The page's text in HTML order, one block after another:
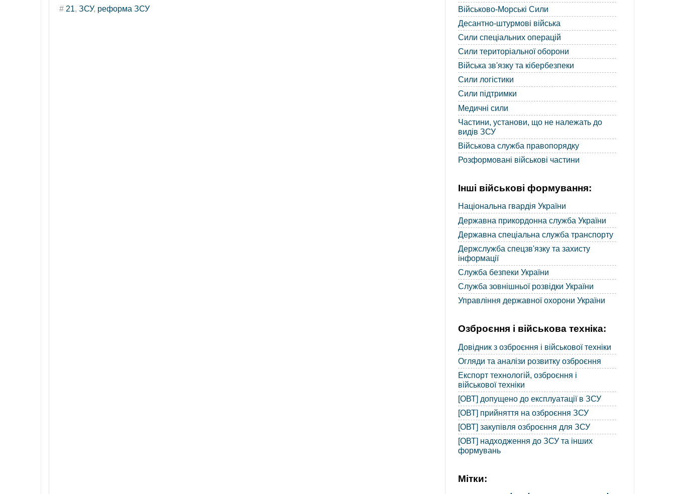
b
t
e
g
e
# 21, ЗСУ, реформа ЗСУ
Військово-Морські Сили
Десантно-штурмові війська
Сили спеціальних операцій
Сили територіальної оборони
Війська зв'язку та кібербезпеки
Сили логістики
Сили підтримки
Медичні сили
Частини, установи, що не належать до
видів ЗСУ
Військова служба правопорядку
Розформовані військові частини
Інші військові формування:
Національна гвардія України
Державна прикордонна служба України
Державна спеціальна служба транспорту
Держслужба спецзв'язку та захисту
інформації
Служба безпеки України
Служба зовнішньої розвідки України
Управління державної охорони України
Озброєння і військова техніка:
Довідник з озброєння і військової техніки
Огляди та аналізи розвитку озброєння
Експорт технологій, озброєння і
військової техніки
[ОВТ] допущено до експлуатації в ЗСУ
[ОВТ] прийняття на озброєння ЗСУ
[ОВТ] закупівля озброєння для ЗСУ
[ОВТ] надходження до ЗСУ та інших
формувань
Мітки: